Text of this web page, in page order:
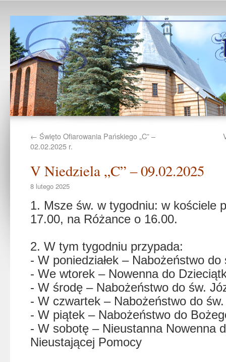
← Święto Ofiarowania Pańskiego „C” –
02.02.2025 r.
V Niedziela „C” – 09.02.2025
8 lutego 2025
1. Msze św. w tygodniu: w kościele
17.00, na Różance o 16.00.
2. W tym tygodniu przypada:
- W poniedziałek – Nabożeństwo do
- We wtorek – Nowenna do
- W środę – Nabożeństwo do św.
- W czwartek – Nabożeństwo do
- W piątek – Nabożeństwo do
- W sobotę – Nieustanna Nowenna
Nieustającej Pomocy